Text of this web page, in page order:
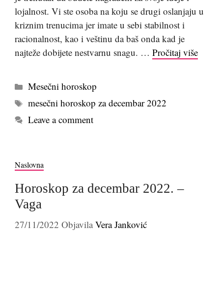
lojalnost. Vi ste osoba na koju se drugi oslanjaju u
kriznim trenucima jer imate u sebi stabilnost i
racionalnost, kao i veštinu da baš onda kad je
najteže dobijete nestvarnu snagu. … Pročitaj više
Kategorije
Mesečni horoskop
Tags
mesečni horoskop za decembar 2022
Leave a comment
Naslovna
Horoskop za decembar 2022. –
Vaga
27/11/2022 Objavila Vera Janković